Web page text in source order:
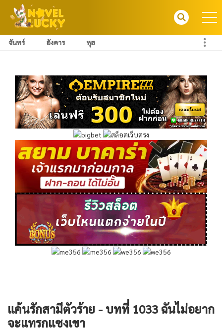
จันทร์ อังคาร พุธ
แค้นรักสามีตัวร้าย - บทที่ 1033 ฉันไม่อยาก
จะแทรกแซงเขา